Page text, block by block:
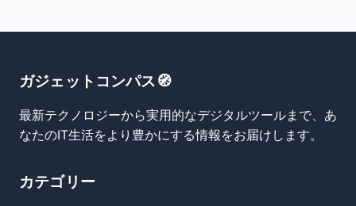
ガジェットコンパス🧭
最新テクノロジーから実用的なデジタルツールまで、あ
なたのIT生活をより豊かにする情報をお届けします。
カテゴリー